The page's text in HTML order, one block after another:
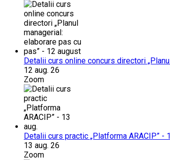
Detalii curs online concurs directori
12 aug. 26
Zoom
Detalii curs practic „Platforma ARACIP” -
13 aug. 26
Zoom